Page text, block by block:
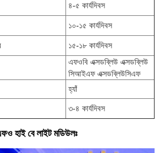
৪-৫ কার্যদিবস
১০-১৫ কার্যদিবস
১৫-১৮ কার্যদিবস
এফওবি এক্সডব্লিউ এক্সডব্লিউ
সিআইএফ এক্সডব্লিউসিএফ
হ্যাঁ
৩-৪ কার্যদিবস
হাই বে লাইট মডিউলঃ